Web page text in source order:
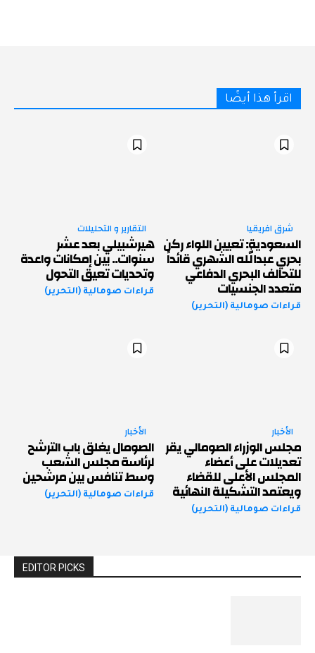
اقرأ هذا أيضًا
شرق افريقيا
السعودية: تعيين اللواء ركن
بحري عبدالله الشهري قائداً
للتحالف البحري الدفاعي
متعدد الجنسيات
قراءات صومالية (التحرير)
التقارير و التحليلات
هيرشبيلي بعد عشر
سنوات.. بين إمكانات واعدة
وتحديات تعيق التحول
قراءات صومالية (التحرير)
الأخبار
مجلس الوزراء الصومالي يقر
تعديلات على أعضاء
المجلس الأعلى للقضاء
ويعتمد التشكيلة النهائية
قراءات صومالية (التحرير)
الأخبار
الصومال يغلق باب الترشح
لرئاسة مجلس الشعب
وسط تنافس بين مرشحين
قراءات صومالية (التحرير)
EDITOR PICKS